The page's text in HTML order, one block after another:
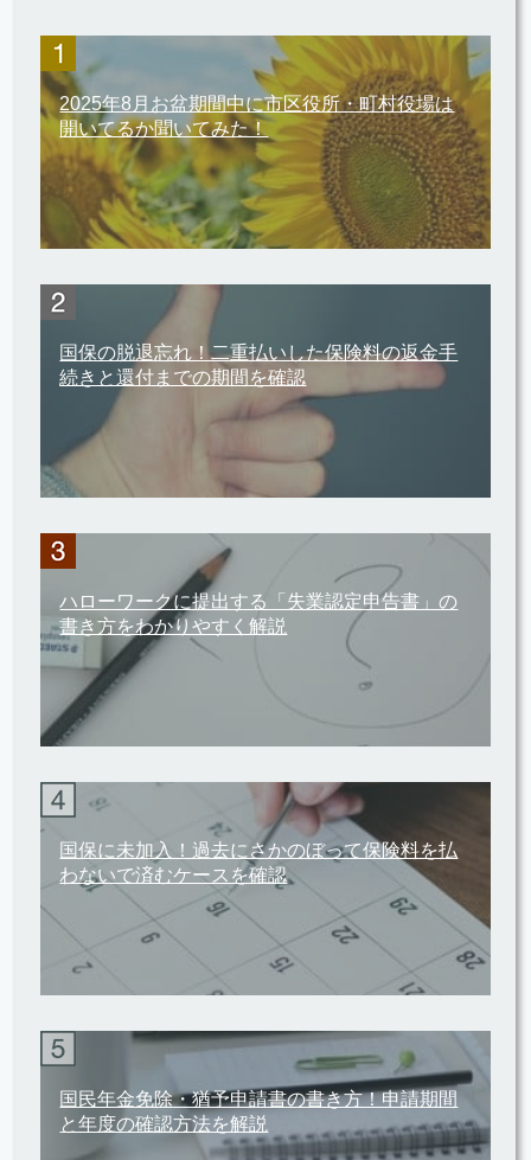
2025年8月お盆期間中に市区役所・町村役場は
開いてるか聞いてみた！
国保の脱退忘れ！二重払いした保険料の返金手
続きと還付までの期間を確認
ハローワークに提出する「失業認定申告書」の
書き方をわかりやすく解説
国保に未加入！過去にさかのぼって保険料を払
わないで済むケースを確認
国民年金免除・猶予申請書の書き方！申請期間
と年度の確認方法を解説